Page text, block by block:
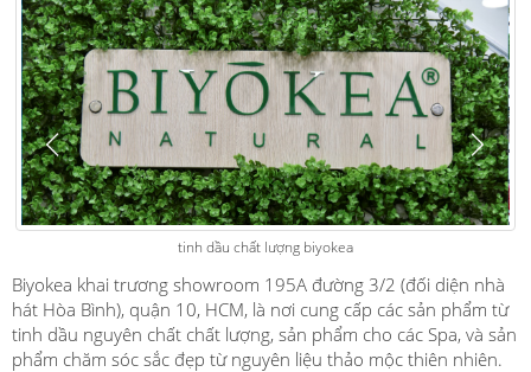
tinh dầu chất lượng biyokea
Biyokea khai trương showroom 195A đường 3/2 (đối diện nhà
hát Hòa Bình), quận 10, HCM, là nơi cung cấp các sản phẩm từ
tinh dầu nguyên chất chất lượng, sản phẩm cho các Spa, và sản
phẩm chăm sóc sắc đẹp từ nguyên liệu thảo mộc thiên nhiên.